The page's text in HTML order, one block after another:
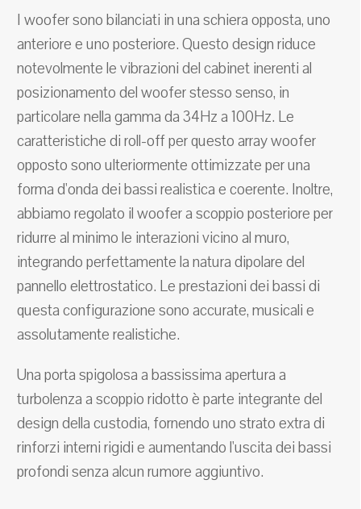
I woofer sono bilanciati in una schiera opposta, uno
anteriore e uno posteriore. Questo design riduce
notevolmente le vibrazioni del cabinet inerenti al
posizionamento del woofer stesso senso, in
particolare nella gamma da 34Hz a 100Hz. Le
caratteristiche di roll-off per questo array woofer
opposto sono ulteriormente ottimizzate per una
forma d'onda dei bassi realistica e coerente. Inoltre,
abbiamo regolato il woofer a scoppio posteriore per
ridurre al minimo le interazioni vicino al muro,
integrando perfettamente la natura dipolare del
pannello elettrostatico. Le prestazioni dei bassi di
questa configurazione sono accurate, musicali e
assolutamente realistiche.
Una porta spigolosa a bassissima apertura a
turbolenza a scoppio ridotto è parte integrante del
design della custodia, fornendo uno strato extra di
rinforzi interni rigidi e aumentando l'uscita dei bassi
profondi senza alcun rumore aggiuntivo.